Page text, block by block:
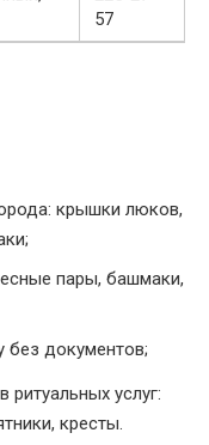
57
крышки люков,
пары, башмаки,
без документов;
услуг:
кресты.